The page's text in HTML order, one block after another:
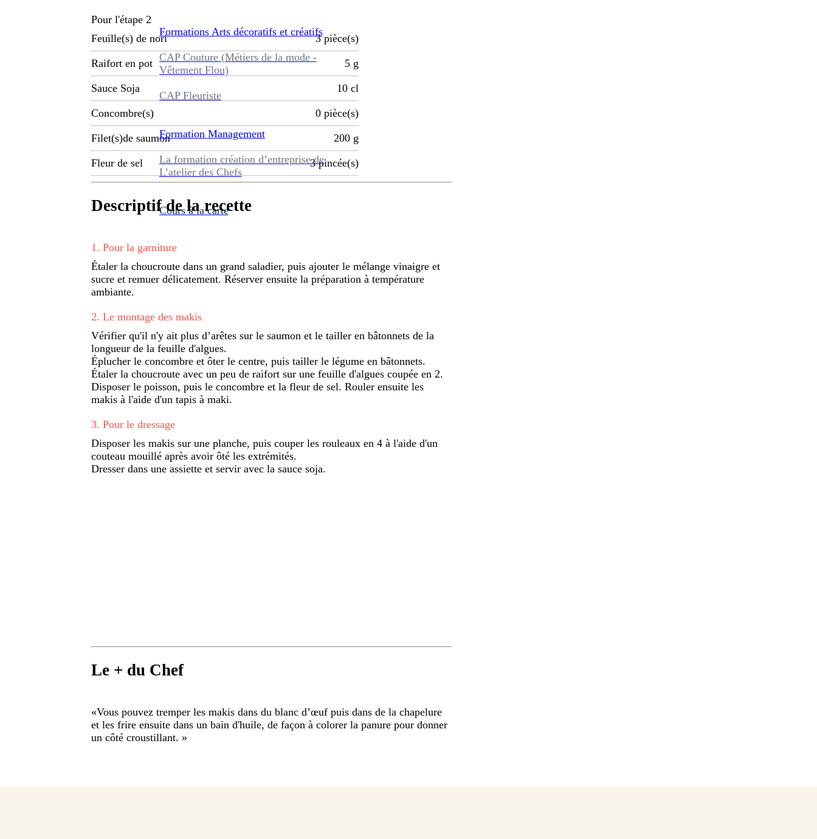
Formations Arts décoratifs et créatifs
CAP Couture (Métiers de la mode -
Vêtement Flou)
CAP Fleuriste
Formation Management
La formation création d’entreprise de
L’atelier des Chefs
Cours à la carte
Pour l'étape 2
Feuille(s) de nori
3 pièce(s)
Raifort en pot 5 g
Sauce Soja 10 cl
Concombre(s) 0 pièce(s)
Filet(s)de saumon 200 g
Fleur de sel 3 pincée(s)
Descriptif de la recette
1 . Pour la garniture
Étaler la choucroute dans un grand saladier, puis ajouter le mélange vinaigre et
sucre et remuer délicatement. Réserver ensuite la préparation à température
ambiante.
2. Le montage des makis
Vérifier qu'il n'y ait plus d’arêtes sur le saumon et le tailler en bâtonnets de la
longueur de la feuille d'algues.
Éplucher le concombre et ôter le centre, puis tailler le légume en bâtonnets.
Étaler la choucroute avec un peu de raifort sur une feuille d'algues coupée en 2.
Disposer le poisson, puis le concombre et la fleur de sel. Rouler ensuite les
makis à l'aide d'un tapis à maki.
3. Pour le dressage
Disposer les makis sur une planche, puis couper les rouleaux en 4 à l'aide d'un
couteau mouillé après avoir ôté les extrémités.
Dresser dans une assiette et servir avec la sauce soja.
Le + du Chef
«Vous pouvez tremper les makis dans du blanc d’œuf puis dans de la chapelure
et les frire ensuite dans un bain d'huile, de façon à colorer la panure pour donner
un côté croustillant. »